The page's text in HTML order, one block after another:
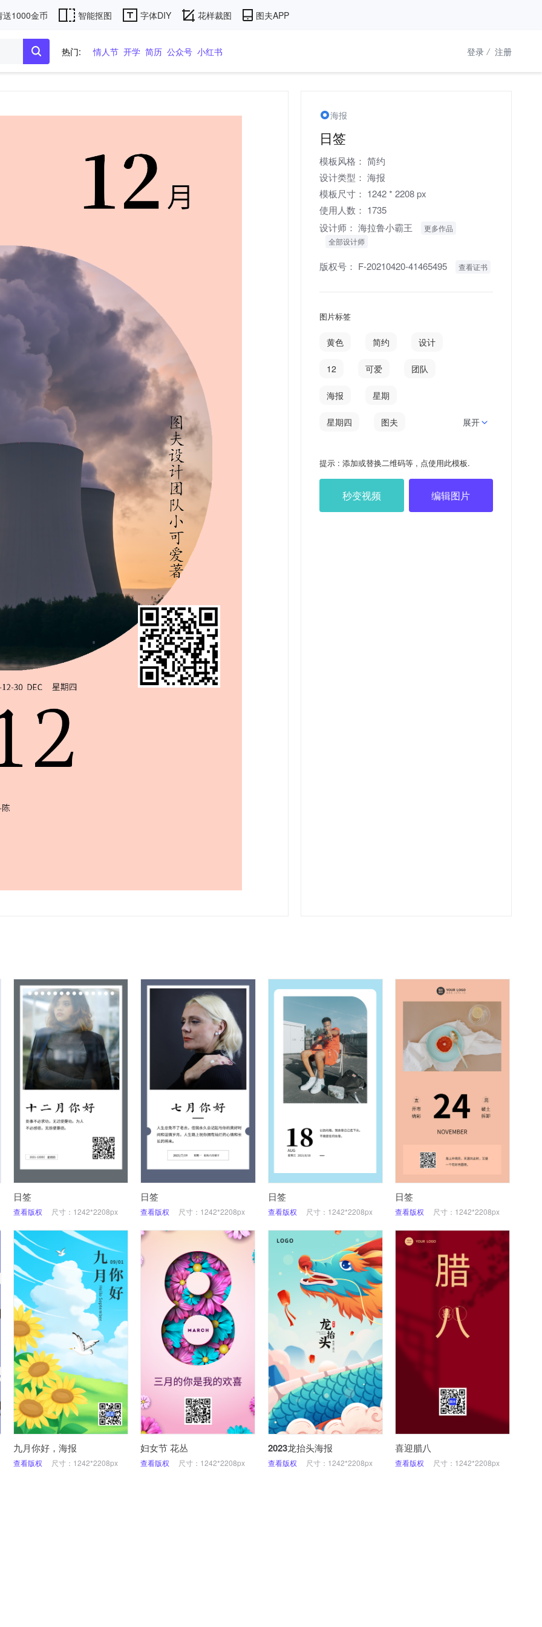
送1000金币 智能抠图 字体DIY 花样裁图 图夫APP
热门: 情人节 开学 简历 公众号 小红书 登录 / 注册
海报
日签
模板风格： 简约
设计类型： 海报
模板尺寸： 1242 * 2208 px
使用人数： 1735
设计师： 海拉鲁小霸王
更多作品
全部设计师
版权号： F-20210420-41465495 查看证书
图片标签
黄色 简约 设计
12 可爱 团队
海报 星期
星期四 图夫
三国志
展开
提示 : 添加或替换二维码等 , 点使用此模板.
秒变视频 编辑图片
日签
查看版权 尺寸：1242*2208px
日签
查看版权 尺寸：1242*2208px
日签
查看版权 尺寸：1242*2208px
日签
查看版权 尺寸：1242*2208px
九月你好，海报
查看版权 尺寸：1242*2208px
妇女节 花丛
查看版权 尺寸：1242*2208px
2023龙抬头海报
查看版权 尺寸：1242*2208px
喜迎腊八
查看版权 尺寸：1242*2208px